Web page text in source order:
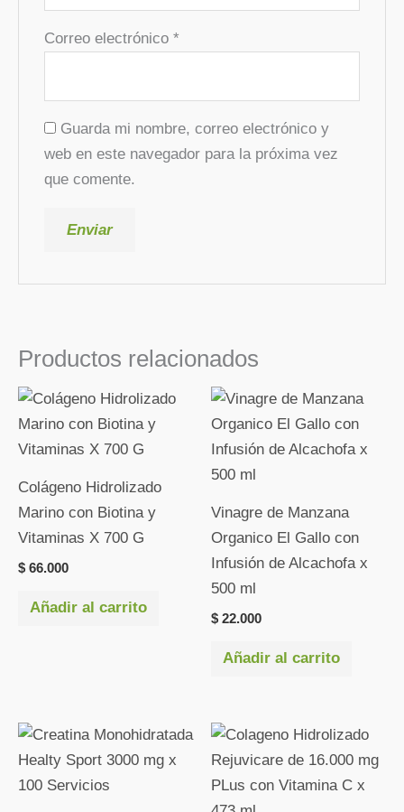
Correo electrónico*
Guarda mi nombre, correo electrónico y
web en este navegador para la próxima vez
que comente.
Productos relacionados
Colágeno Hidrolizado
Marino con Biotina y
Vitaminas X 700 G
$ 66.000
Añadir al carrito
Vinagre de Manzana
Organico El Gallo con
Infusión de Alcachofa x
500 ml
$ 22.000
Añadir al carrito